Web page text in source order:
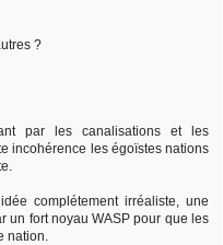
?
par les canalisations et les
incohérence les égoïstes nations
complétement irréaliste, une
un fort noyau WASP pour que les
nation.